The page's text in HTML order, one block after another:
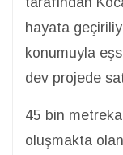
hayata
konumuyla
dev projede
45 bin
oluşmakta